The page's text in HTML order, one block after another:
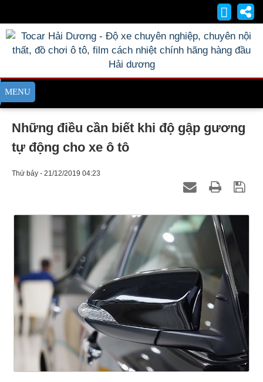
Những điều cần biết khi độ gập gương
tự động cho xe ô tô
Thứ bảy - 21/12/2019 04:23